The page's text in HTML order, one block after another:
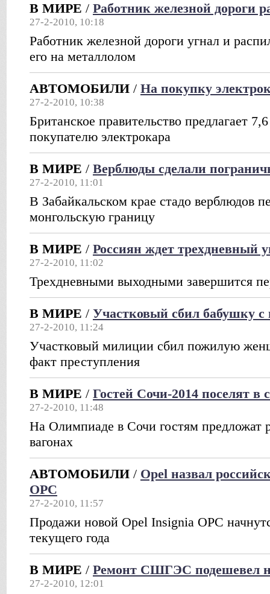
В МИРЕ / Работник железной дороги
27-2-2010, 10:18
Работник железной дороги угнал и
его на металлолом
АВТОМОБИЛИ / На покупку
27-2-2010, 10:38
Британское правительство предлагает
покупателю электрокара
В МИРЕ / Верблюды сделали
27-2-2010, 11:01
В Забайкальском крае стадо верблюдов
монгольскую границу
В МИРЕ / Россиян ждет трехдневный
27-2-2010, 11:02
Трехдневными выходными завершится
В МИРЕ / Участковый сбил бабушку
27-2-2010, 11:24
Участковый милиции сбил пожилую
факт преступления
В МИРЕ / Гостей Сочи-2014 поселят в
27-2-2010, 11:48
На Олимпиаде в Сочи гостям предложат
вагонах
АВТОМОБИЛИ / Opel назвал
OPC
27-2-2010, 11:57
Продажи новой Opel Insignia OPC
текущего года
В МИРЕ / Ремонт СШГЭС подешевел
27-2-2010, 12:01